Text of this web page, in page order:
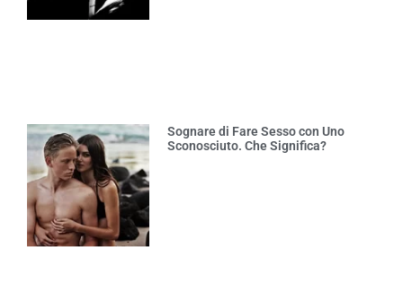
Sognare di Fare Sesso con Uno
Sconosciuto. Che Significa?